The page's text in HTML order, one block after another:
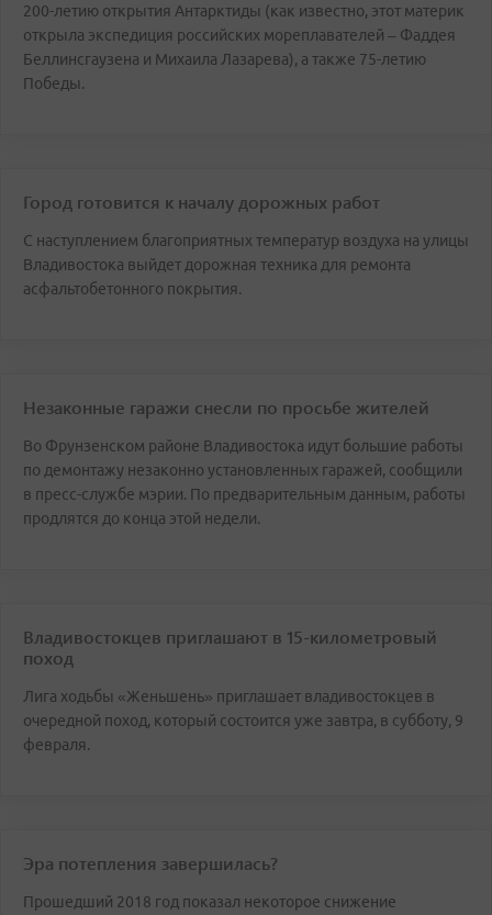
200-летию открытия Антарктиды (как известно, этот материк
открыла экспедиция российских мореплавателей – Фаддея
Беллинсгаузена и Михаила Лазарева), а также 75-летию
Победы.
Город готовится к началу дорожных работ
С наступлением благоприятных температур воздуха на улицы
Владивостока выйдет дорожная техника для ремонта
асфальтобетонного покрытия.
Незаконные гаражи снесли по просьбе жителей
Во Фрунзенском районе Владивостока идут большие работы
по демонтажу незаконно установленных гаражей, сообщили
в пресс-службе мэрии. По предварительным данным, работы
продлятся до конца этой недели.
Владивостокцев приглашают в 15-километровый
поход
Лига ходьбы «Женьшень» приглашает владивостокцев в
очередной поход, который состоится уже завтра, в субботу, 9
февраля.
Эра потепления завершилась?
Прошедший 2018 год показал некоторое снижение